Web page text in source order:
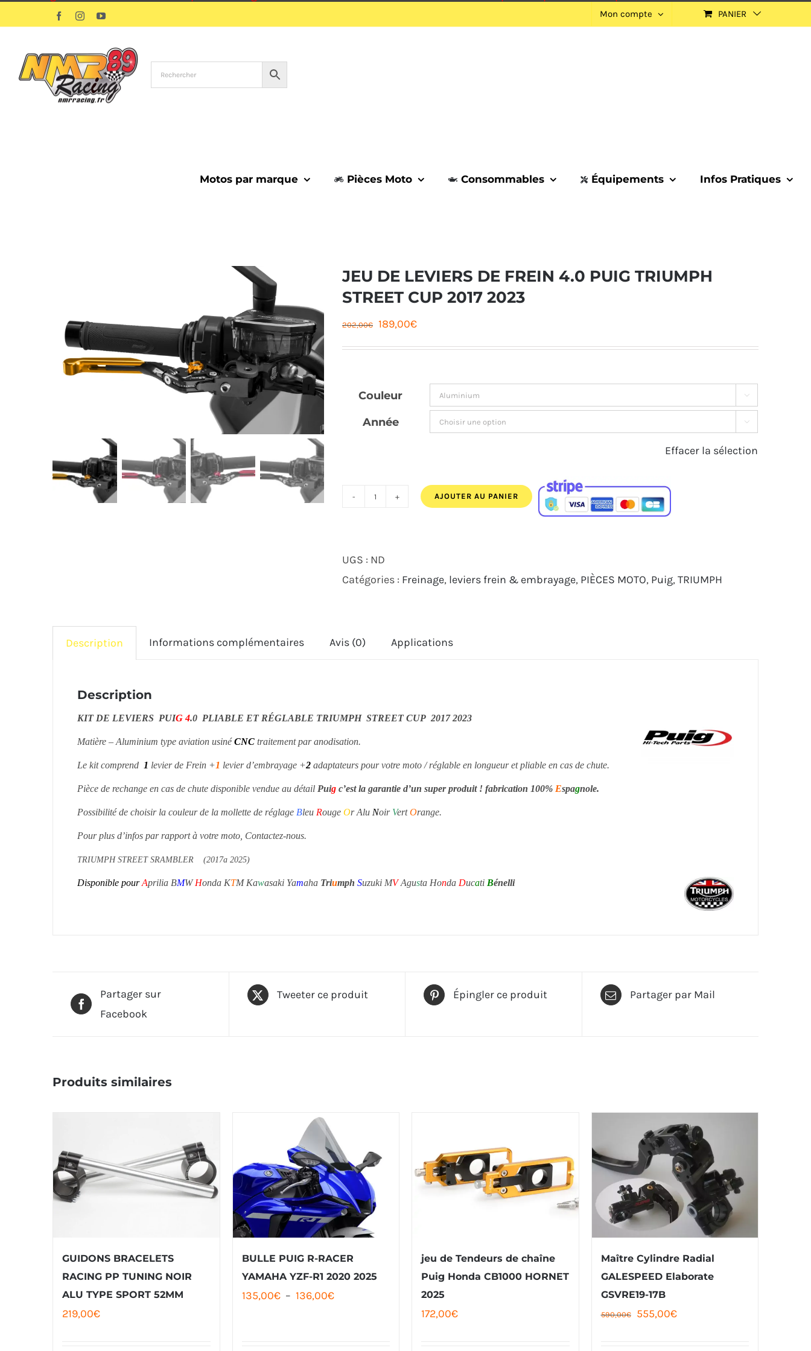
1 septembre.
au
FacebookInstagramYouTube Mon compte PANIER
Motos par marque Pièces Moto Consommables Équipements Infos Pratiques
JEU DE LEVIERS DE FREIN 4.0 PUIG TRIUMPH
STREET CUP 2017 2023
202,00€ Le
202,00€.
189,00€Le
est :
189,00€.
Couleur 
Année 
Effacer la sélection
quantité
DE
LEVIERS
CUP
2023
AJOUTER AU PANIER
UGS : ND
Catégories : Freinage leviers frein & embrayage PIÈCES MOTO Puig TRIUMPH
Description Informations complémentaires Avis (0) Applications
Description
KIT DE LEVIERS PUIG 4 .0 PLIABLE ET RÉGLABLE TRIUMPH STREET CUP 2017 2023
Matière – Aluminium type aviation usinéCNC traitement par anodisation.
Le kit comprend 1 levier de Frein +1 levier d’embrayage +2 adaptateurs pour votre moto / réglable en longueur et pliable en cas de chute.
Pièce de rechange en cas de chute disponible vendue au détail Puig c’est la garantie d’un super produit ! fabrication 100% Espagnole.
Possibilité de choisir la couleur de la mollette de réglage Bleu Rouge Or Alu Noir VertOrange.
Pour plus d’infos par rapport à votre moto, Contactez-nous.
TRIUMPH STREET SRAMBLER (2017a 2025)
Disponible pour Aprilia BMWHonda KTM Kawasaki Yamaha Triumph Suzuki MVAgusta Honda Ducati Bénelli
Partager sur
Facebook
Tweeter ce produit Épingler ce produit Partager par Mail
Produits similaires
GUIDONS BRACELETS
RACING PP TUNING NOIR
ALU TYPE SPORT 52MM
219,00€
BULLE PUIG R-RACER
YAMAHA YZF-R1 2020 2025
135,00€ – 136,00€Plage
jeu de Tendeurs de chaîne
Puig Honda CB1000 HORNET
2025
172,00€
Maître Cylindre Radial
GALESPEED Elaborate
GSVRE19-17B
590,00€
Le
555,00€Le